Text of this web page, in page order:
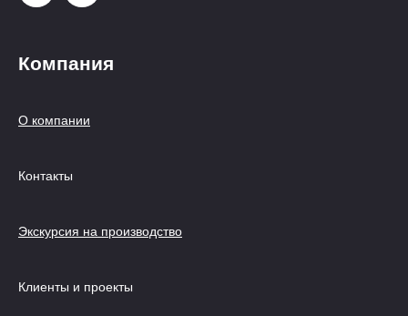
Компания
О компании
Контакты
Экскурсия на производство
Клиенты и проекты